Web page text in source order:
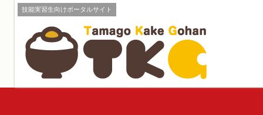
技能実習生向けポータルサイト